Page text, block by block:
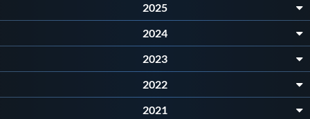
Flash News
2025
2024
2023
2022
2021